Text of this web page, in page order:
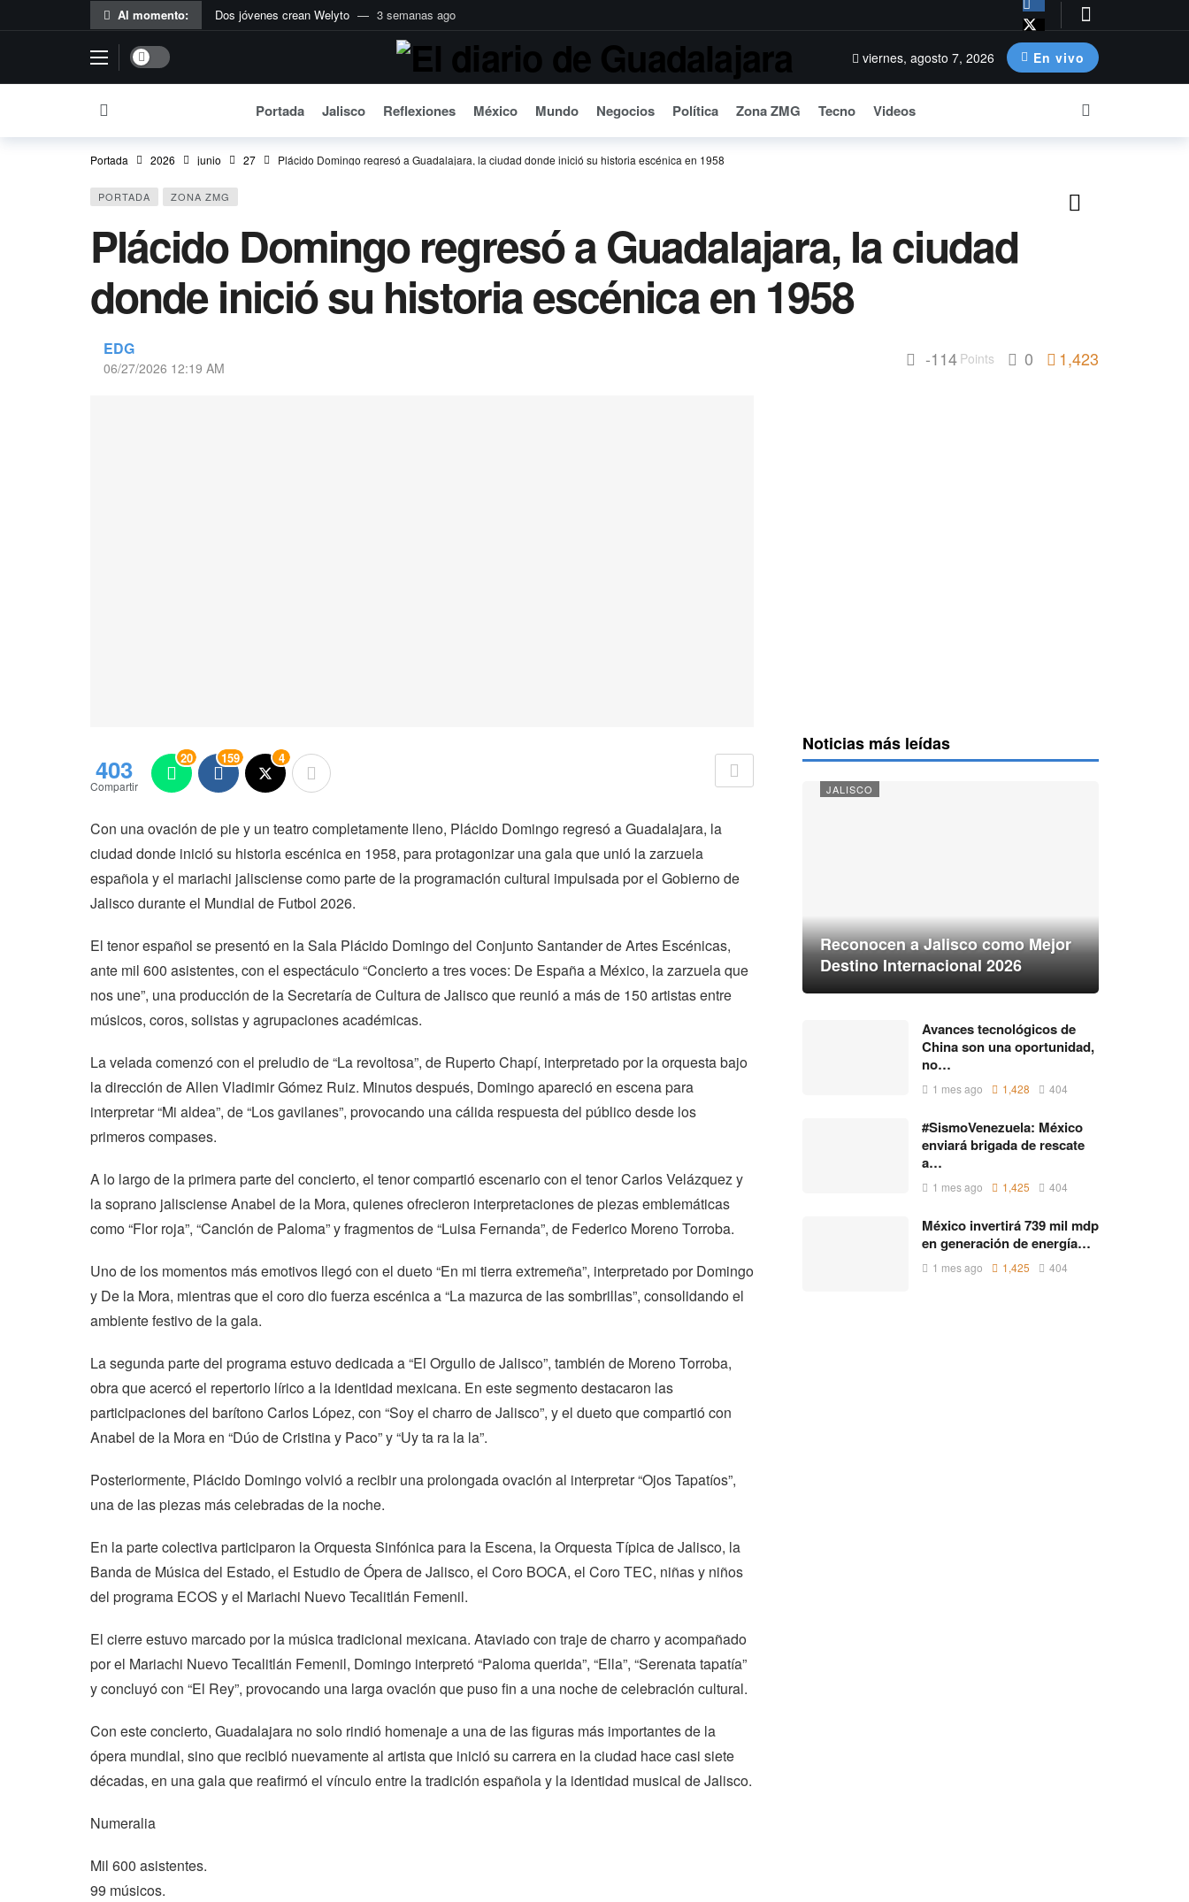
Al momento: Dos jóvenes crean Welyto
3 semanas ago
Flextival de Ecolana llega a su 11a edición con más de 3 millones de envolturas recuperadas
3 semanas ago
#Reflexiones EDG | Del agua sucia al baño de realidad
3 semanas ago
México entrega más de 388 toneladas de ayuda a Venezuela tras los sismos
3 semanas ago
EE.UU. no ha presentado pruebas contra Rubén Rocha Moya: Sheinbaum
#ReflexionesEDG | El tiempo se le acaba al SIAPA
1 mes ago
Sheinbaum exige al Tesoro de EU pruebas de que el CJNG financió campañas políticas
1 mes ago
Dark mode viernes, agosto 7, 2026 En vivo
Portada Jalisco Reflexiones México Mundo Negocios Política Zona ZMG Tecno Videos
Portada 2026 junio 27 Plácido Domingo regresó a Guadalajara, la ciudad donde inició su historia escénica en 1958
PORTADA ZONA ZMG
Plácido Domingo regresó a Guadalajara, la ciudad
donde inició su historia escénica en 1958
EDG
06/27/2026 12:19 AM -114 Points 0 1,423
403
Compartir
20 159 4
Con una ovación de pie y un teatro completamente lleno, Plácido Domingo regresó a Guadalajara, la
ciudad donde inició su historia escénica en 1958, para protagonizar una gala que unió la zarzuela
española y el mariachi jalisciense como parte de la programación cultural impulsada por el Gobierno de
Jalisco durante el Mundial de Futbol 2026.
El tenor español se presentó en la Sala Plácido Domingo del Conjunto Santander de Artes Escénicas,
ante mil 600 asistentes, con el espectáculo “Concierto a tres voces: De España a México, la zarzuela que
nos une”, una producción de la Secretaría de Cultura de Jalisco que reunió a más de 150 artistas entre
músicos, coros, solistas y agrupaciones académicas.
La velada comenzó con el preludio de “La revoltosa”, de Ruperto Chapí, interpretado por la orquesta bajo
la dirección de Allen Vladimir Gómez Ruiz. Minutos después, Domingo apareció en escena para
interpretar “Mi aldea”, de “Los gavilanes”, provocando una cálida respuesta del público desde los
primeros compases.
A lo largo de la primera parte del concierto, el tenor compartió escenario con el tenor Carlos Velázquez y
la soprano jalisciense Anabel de la Mora, quienes ofrecieron interpretaciones de piezas emblemáticas
como “Flor roja”, “Canción de Paloma” y fragmentos de “Luisa Fernanda”, de Federico Moreno Torroba.
Uno de los momentos más emotivos llegó con el dueto “En mi tierra extremeña”, interpretado por Domingo
y De la Mora, mientras que el coro dio fuerza escénica a “La mazurca de las sombrillas”, consolidando el
ambiente festivo de la gala.
La segunda parte del programa estuvo dedicada a “El Orgullo de Jalisco”, también de Moreno Torroba,
obra que acercó el repertorio lírico a la identidad mexicana. En este segmento destacaron las
participaciones del barítono Carlos López, con “Soy el charro de Jalisco”, y el dueto que compartió con
Anabel de la Mora en “Dúo de Cristina y Paco” y “Uy ta ra la la”.
Posteriormente, Plácido Domingo volvió a recibir una prolongada ovación al interpretar “Ojos Tapatíos”,
una de las piezas más celebradas de la noche.
En la parte colectiva participaron la Orquesta Sinfónica para la Escena, la Orquesta Típica de Jalisco, la
Banda de Música del Estado, el Estudio de Ópera de Jalisco, el Coro BOCA, el Coro TEC, niñas y niños
del programa ECOS y el Mariachi Nuevo Tecalitlán Femenil.
El cierre estuvo marcado por la música tradicional mexicana. Ataviado con traje de charro y acompañado
por el Mariachi Nuevo Tecalitlán Femenil, Domingo interpretó “Paloma querida”, “Ella”, “Serenata tapatía”
y concluyó con “El Rey”, provocando una larga ovación que puso fin a una noche de celebración cultural.
Con este concierto, Guadalajara no solo rindió homenaje a una de las figuras más importantes de la
ópera mundial, sino que recibió nuevamente al artista que inició su carrera en la ciudad hace casi siete
décadas, en una gala que reafirmó el vínculo entre la tradición española y la identidad musical de Jalisco.
Numeralia
Mil 600 asistentes.
99 músicos.
Noticias más leídas
JALISCO
Reconocen a Jalisco como Mejor
Destino Internacional 2026
Avances tecnológicos de
China son una oportunidad,
no…
1 mes ago 1,428 404
#SismoVenezuela: México
enviará brigada de rescate
a…
1 mes ago 1,425 404
México invertirá 739 mil mdp
en generación de energía…
1 mes ago 1,425 404